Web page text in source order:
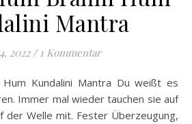
Mantra
2022 / 1 Kommentar
Immer mal wieder tauchen sie auf
der Welle mit. Fester Überzeugung,